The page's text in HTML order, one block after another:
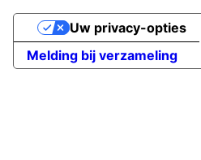
Melding bij verzameling
Uw privacy-opties